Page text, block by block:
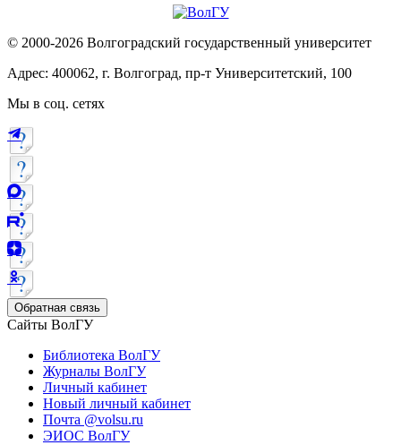
© 2000-2026 Волгоградский государственный университет
Адрес: 400062, г. Волгоград, пр-т Университетский, 100
Мы в соц. сетях
Обратная связь
Сайты ВолГУ
Библиотека ВолГУ
Журналы ВолГУ
Личный кабинет
Новый личный кабинет
Почта @volsu.ru
ЭИОС ВолГУ